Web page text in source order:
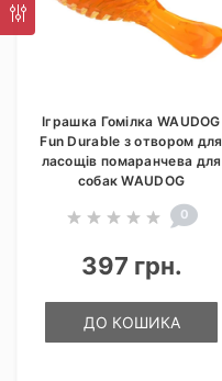
Іграшка Гомілка WAUDOG
Fun Durable з отвором для
ласощів помаранчева для
собак WAUDOG
0
397 грн.
ДО КОШИКА